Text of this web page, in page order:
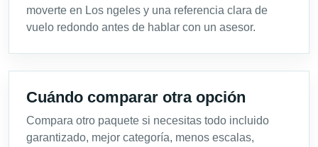
moverte en Los ngeles y una referencia clara de
vuelo redondo antes de hablar con un asesor.
Cuándo comparar otra opción
Compara otro paquete si necesitas todo incluido
garantizado, mejor categoría, menos escalas,